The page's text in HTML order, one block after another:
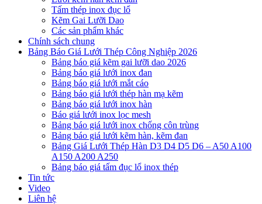
Tấm thép inox đục lổ
Kẽm Gai Lưỡi Dao
Các sản phẩm khác
Chính sách chung
Bảng Báo Giá Lưới Thép Công Nghiệp 2026
Bảng báo giá kẽm gai lưỡi dao 2026
Bảng báo giá lưới inox đan
Bảng báo giá lưới mắt cáo
Bảng báo giá lưới thép hàn mạ kẽm
Bảng báo giá lưới inox hàn
Báo giá lưới inox lọc mesh
Bảng báo giá lưới inox chống côn trùng
Bảng báo giá lưới kẽm hàn, kẽm đan
Bảng Giá Lưới Thép Hàn D3 D4 D5 D6 – A50 A100
A150 A200 A250
Bảng báo giá tấm đục lổ inox thép
Tin tức
Video
Liên hệ